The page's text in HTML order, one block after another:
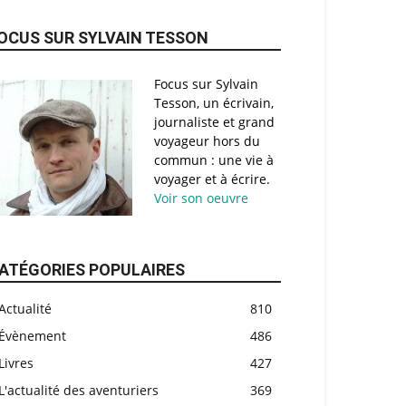
SUR SYLVAIN TESSON
Focus sur Sylvain
Tesson, un écrivain,
journaliste et grand
voyageur hors du
commun : une vie à
voyager et à écrire.
Voir son oeuvre
POPULAIRES
810
486
427
des aventuriers
369